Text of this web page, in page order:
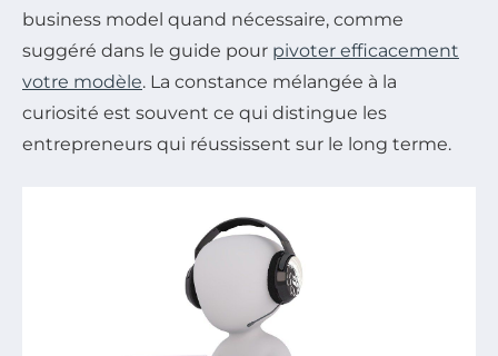
business model quand nécessaire, comme
suggéré dans le guide pour pivoter efficacement
votre modèle. La constance mélangée à la
curiosité est souvent ce qui distingue les
entrepreneurs qui réussissent sur le long terme.